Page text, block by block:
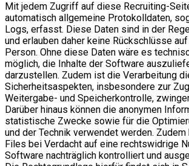
Mit jedem Zugriff auf diese Recruiting-
automatisch allgemeine Protokolldaten,
Logs, erfasst. Diese Daten sind in der
und erlauben daher keine Rückschlüsse
Person. Ohne diese Daten wäre es
möglich, die Inhalte der Software
darzustellen. Zudem ist die Verarbeitung
Sicherheitsaspekten, insbesondere zur
Weitergabe- und Speicherkontrolle,
Darüber hinaus können die anonymen
statistische Zwecke sowie für die
und der Technik verwendet werden.
Files bei Verdacht auf eine rechtswidrige
Software nachträglich kontrolliert und